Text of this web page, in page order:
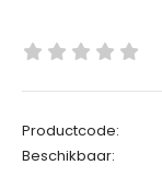
Productcode:
Beschikbaar: